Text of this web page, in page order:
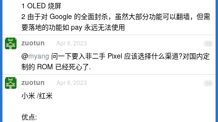
1 OLED 烧屏
2 由于对 Google 的全面封杀，虽然大部分功能可以翻墙，但需
要落地的功能如 pay 永远无法使用
13
zuotun Apr 6, 2023
@myang 问一下要入非二手 Pixel 应该选择什么渠道?对国内定
制的 ROM 已经死心了.
14
zuotun Apr 6, 2023
小米 /红米
优点: